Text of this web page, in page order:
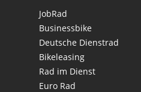
JobRad
Businessbike
Deutsche Dienstrad
Bikeleasing
Rad im Dienst
Euro Rad